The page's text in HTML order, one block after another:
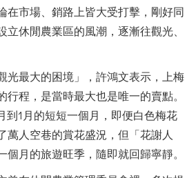
在市場、銷路上皆大受打擊，剛好同
立休閒農業區的風潮，逐漸往觀光、
光最大的困境」，許鴻文表示，上梅
程，是當時最大也是唯一的賣點。
到1月的短短一個月，即便白色梅花
萬人空巷的賞花盛況，但「花謝人
月的旅遊旺季，隨即就回歸寧靜。